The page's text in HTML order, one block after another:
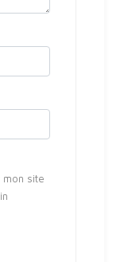
site